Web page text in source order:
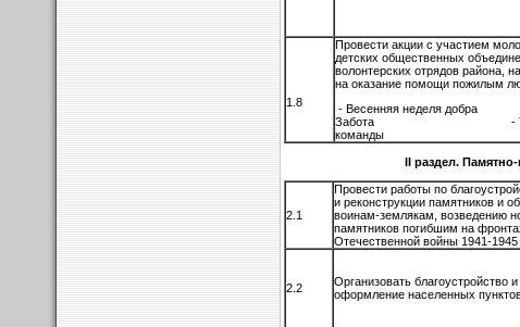
1.8
Провести акции с участием
детских общественных
волонтерских отрядов района,
на оказание помощи
- Весенняя неделя
Забота -
команды
II раздел. Памятно-
2.1
Провести работы по
и реконструкции памятников и
воинам-землякам, возведению
памятников погибшим на
Отечественной войны 1941-1945
2.2
Организовать благоустройство
оформление населенных